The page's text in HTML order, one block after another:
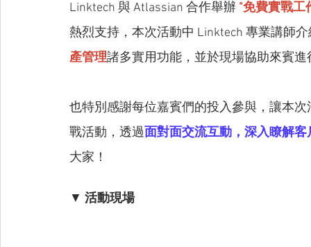
Linktech 與 Atlassian 合作舉辦 "免費實戰工
熱烈支持，本次活動中 Linktech 專業講師介
產管理諸多實用功能，並於現場協助來賓進
也特別感謝每位嘉賓們的投入參與，讓本
戰活動，透過面對面交流互動，深入瞭解
大家！
▼ 活動現場